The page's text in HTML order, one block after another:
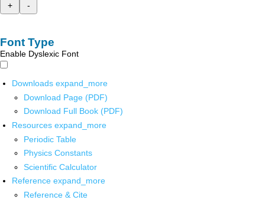
+
-
Font Type
Enable Dyslexic Font
Downloads expand_more
Download Page (PDF)
Download Full Book (PDF)
Resources expand_more
Periodic Table
Physics Constants
Scientific Calculator
Reference expand_more
Reference & Cite